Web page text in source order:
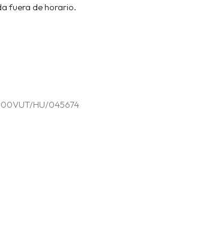
fuera de horario.
HU/045674